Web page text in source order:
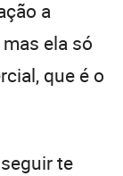
a
ela só
que é o
te